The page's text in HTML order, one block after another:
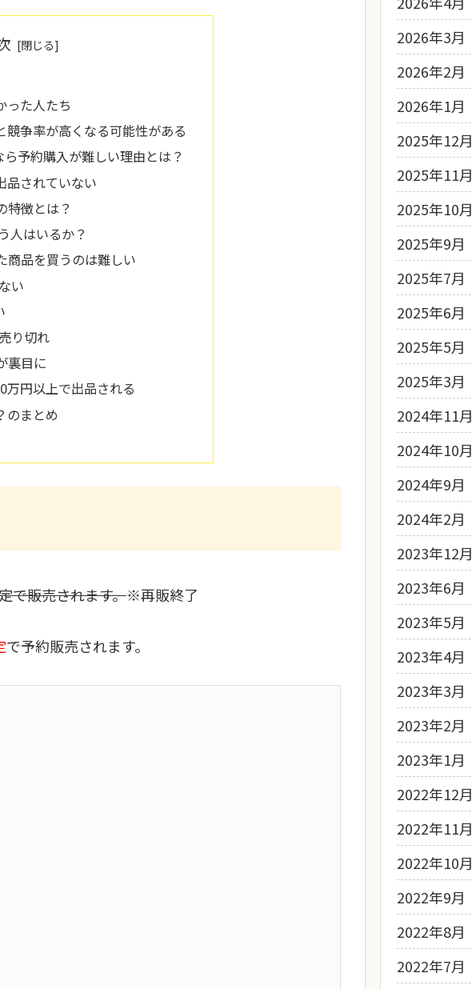
った人たち
争率が高くなる可能性がある
予約購入が難しい理由とは？
品されていない
特徴とは？
人はいるか？
商品を買うのは難しい
い
り切れ
裏目に
万円以上で出品される
のまとめ
で販売されます。※再販終了
で予約販売されます。
2026年3月
2026年2月
2026年1月
2025年12月
2025年11月
2025年10月
2025年9月
2025年7月
2025年6月
2025年5月
2025年3月
2024年11月
2024年10月
2024年9月
2024年2月
2023年12月
2023年6月
2023年5月
2023年4月
2023年3月
2023年2月
2023年1月
2022年12月
2022年11月
2022年10月
2022年9月
2022年8月
2022年7月